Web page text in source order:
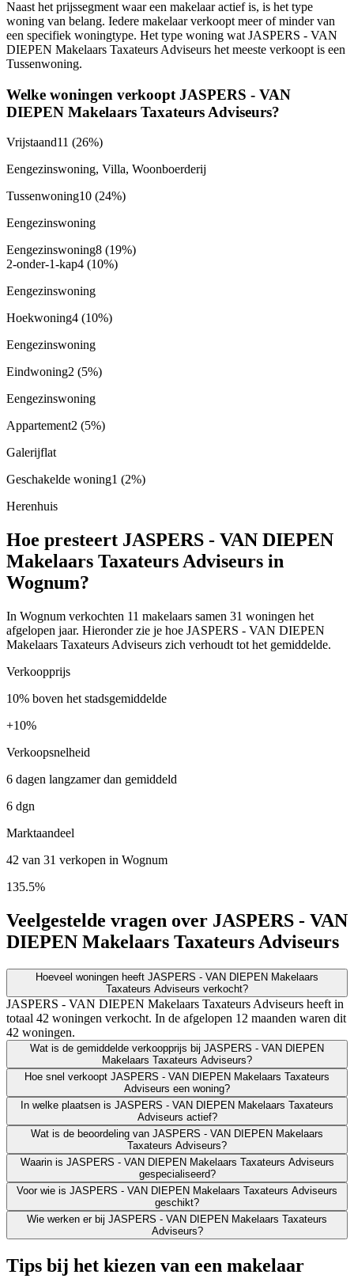
Naast het prijssegment waar een makelaar actief is, is het type
woning van belang. Iedere makelaar verkoopt meer of minder van
een specifiek woningtype. Het type woning wat JASPERS - VAN
DIEPEN Makelaars Taxateurs Adviseurs het meeste verkoopt is een
Tussenwoning.
Welke woningen verkoopt JASPERS - VAN
DIEPEN Makelaars Taxateurs Adviseurs?
Vrijstaand11 (26%)
Eengezinswoning, Villa, Woonboerderij
Tussenwoning10 (24%)
Eengezinswoning
Eengezinswoning8 (19%)
2-onder-1-kap4 (10%)
Eengezinswoning
Hoekwoning4 (10%)
Eengezinswoning
Eindwoning2 (5%)
Eengezinswoning
Appartement2 (5%)
Galerijflat
Geschakelde woning1 (2%)
Herenhuis
Hoe presteert JASPERS - VAN DIEPEN
Makelaars Taxateurs Adviseurs in
Wognum?
In Wognum verkochten 11 makelaars samen 31 woningen het
afgelopen jaar. Hieronder zie je hoe JASPERS - VAN DIEPEN
Makelaars Taxateurs Adviseurs zich verhoudt tot het gemiddelde.
Verkoopprijs
10% boven het stadsgemiddelde
+10%
Verkoopsnelheid
6 dagen langzamer dan gemiddeld
6 dgn
Marktaandeel
42 van 31 verkopen in Wognum
135.5%
Veelgestelde vragen over JASPERS - VAN
DIEPEN Makelaars Taxateurs Adviseurs
Hoeveel woningen heeft JASPERS - VAN DIEPEN Makelaars
Taxateurs Adviseurs verkocht?
JASPERS - VAN DIEPEN Makelaars Taxateurs Adviseurs heeft in
totaal 42 woningen verkocht. In de afgelopen 12 maanden waren dit
42 woningen.
Wat is de gemiddelde verkoopprijs bij JASPERS - VAN DIEPEN
Makelaars Taxateurs Adviseurs?
Hoe snel verkoopt JASPERS - VAN DIEPEN Makelaars Taxateurs
Adviseurs een woning?
In welke plaatsen is JASPERS - VAN DIEPEN Makelaars Taxateurs
Adviseurs actief?
Wat is de beoordeling van JASPERS - VAN DIEPEN Makelaars
Taxateurs Adviseurs?
Waarin is JASPERS - VAN DIEPEN Makelaars Taxateurs Adviseurs
gespecialiseerd?
Voor wie is JASPERS - VAN DIEPEN Makelaars Taxateurs Adviseurs
geschikt?
Wie werken er bij JASPERS - VAN DIEPEN Makelaars Taxateurs
Adviseurs?
Tips bij het kiezen van een makelaar